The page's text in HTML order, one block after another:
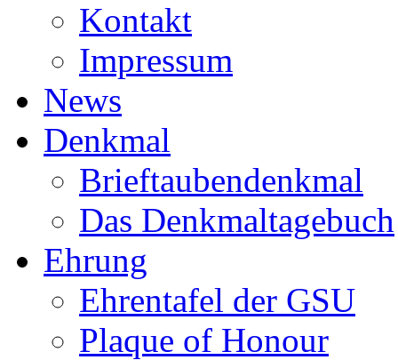
Kontakt
Impressum
News
Denkmal
Brieftaubendenkmal
Das Denkmaltagebuch
Ehrung
Ehrentafel der GSU
Plaque of Honour